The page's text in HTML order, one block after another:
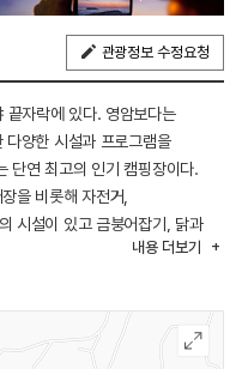
관광정보 수정요청
끝자락에 있다. 영암보다는
다양한 시설과 프로그램을
단연 최고의 인기 캠핑장이다.
을 비롯해 자전거,
시설이 있고 금붕어잡기, 닭과
요, 즉 ‘들소리’의 시원이 되는
내용 더보기